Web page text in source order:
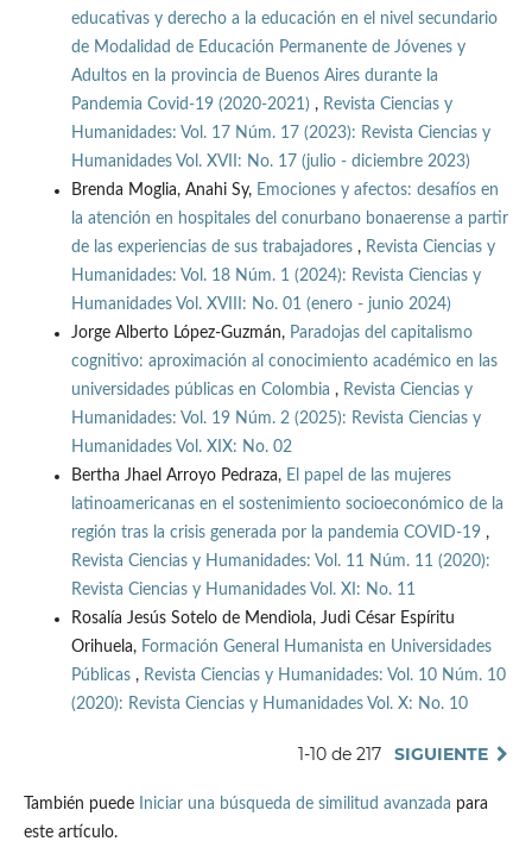
educativas y derecho a la educación en el nivel secundario
de Modalidad de Educación Permanente de Jóvenes y
Adultos en la provincia de Buenos Aires durante la
Pandemia Covid-19 (2020-2021) , Revista Ciencias y
Humanidades: Vol. 17 Núm. 17 (2023): Revista Ciencias y
Humanidades Vol. XVII: No. 17 (julio - diciembre 2023)
Brenda Moglia, Anahi Sy, Emociones y afectos: desafíos en
la atención en hospitales del conurbano bonaerense a partir
de las experiencias de sus trabajadores , Revista Ciencias y
Humanidades: Vol. 18 Núm. 1 (2024): Revista Ciencias y
Humanidades Vol. XVIII: No. 01 (enero - junio 2024)
Jorge Alberto López-Guzmán, Paradojas del capitalismo
cognitivo: aproximación al conocimiento académico en las
universidades públicas en Colombia , Revista Ciencias y
Humanidades: Vol. 19 Núm. 2 (2025): Revista Ciencias y
Humanidades Vol. XIX: No. 02
Bertha Jhael Arroyo Pedraza, El papel de las mujeres
latinoamericanas en el sostenimiento socioeconómico de la
región tras la crisis generada por la pandemia COVID-19 ,
Revista Ciencias y Humanidades: Vol. 11 Núm. 11 (2020):
Revista Ciencias y Humanidades Vol. XI: No. 11
Rosalía Jesús Sotelo de Mendiola, Judi César Espíritu
Orihuela, Formación General Humanista en Universidades
Públicas , Revista Ciencias y Humanidades: Vol. 10 Núm. 10
(2020): Revista Ciencias y Humanidades Vol. X: No. 10
1-10 de 217 SIGUIENTE
También puede Iniciar una búsqueda de similitud avanzada para
este artículo.